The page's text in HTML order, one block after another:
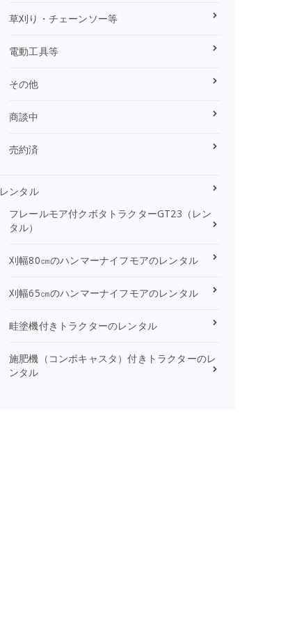
草刈り・チェーンソー等
電動工具等
その他
商談中
売約済
レンタル
フレールモア付クボタトラクターGT23（レン
タル）
刈幅80㎝のハンマーナイフモアのレンタル
刈幅65㎝のハンマーナイフモアのレンタル
畦塗機付きトラクターのレンタル
施肥機（コンポキャスタ）付きトラクターのレ
ンタル